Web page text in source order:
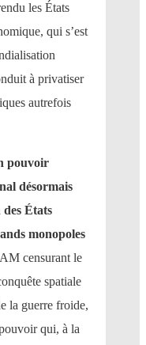
les États
qui s’est
à privatiser
autrefois
pouvoir
désormais
États
monopoles
censurant le
spatiale
la guerre froide,
qui, à la